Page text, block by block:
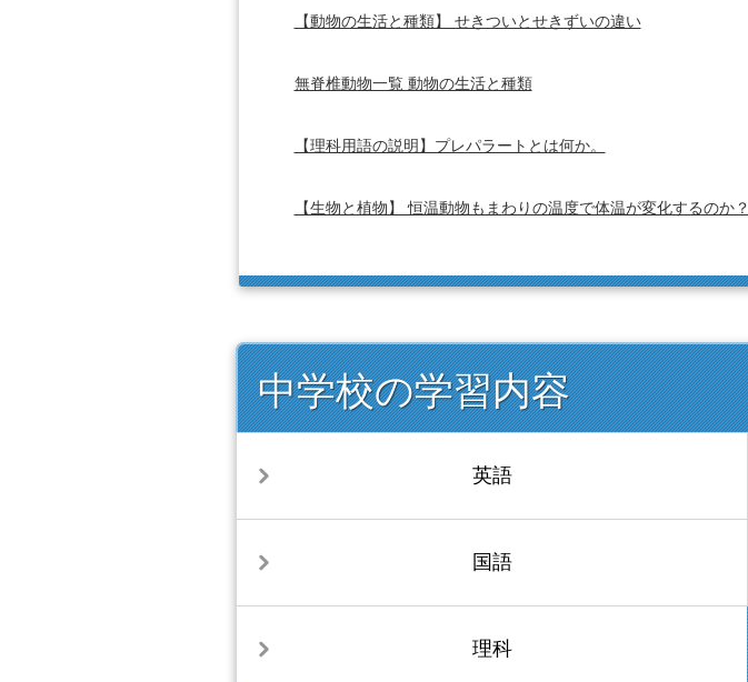
【動物の生活と種類】 せきついとせきずいの違い
無脊椎動物一覧 動物の生活と種類
【理科用語の説明】プレパラートとは何か。
【生物と植物】 恒温動物もまわりの温度で体温が変化するのか？
中学校の学習内容
英語
国語
理科